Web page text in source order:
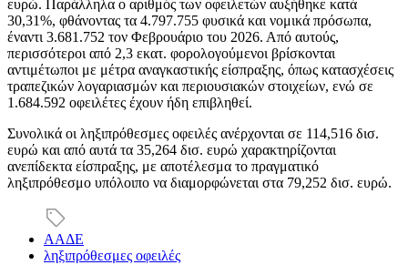
ευρώ. Παράλληλα ο αριθμός των οφειλετών αυξήθηκε κατά
30,31%, φθάνοντας τα 4.797.755 φυσικά και νομικά πρόσωπα,
έναντι 3.681.752 τον Φεβρουάριο του 2026. Από αυτούς,
περισσότεροι από 2,3 εκατ. φορολογούμενοι βρίσκονται
αντιμέτωποι με μέτρα αναγκαστικής είσπραξης, όπως κατασχέσεις
τραπεζικών λογαριασμών και περιουσιακών στοιχείων, ενώ σε
1.684.592 οφειλέτες έχουν ήδη επιβληθεί.
Συνολικά οι ληξιπρόθεσμες οφειλές ανέρχονται σε 114,516 δισ.
ευρώ και από αυτά τα 35,264 δισ. ευρώ χαρακτηρίζονται
ανεπίδεκτα είσπραξης, με αποτέλεσμα το πραγματικό
ληξιπρόθεσμο υπόλοιπο να διαμορφώνεται στα 79,252 δισ. ευρώ.
ΑΑΔΕ
ληξιπρόθεσμες οφειλές